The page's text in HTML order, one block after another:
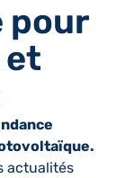
pour
et
actualités